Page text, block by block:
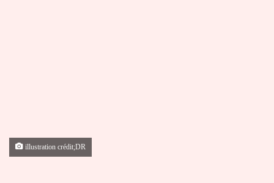
illustration crédit;DR